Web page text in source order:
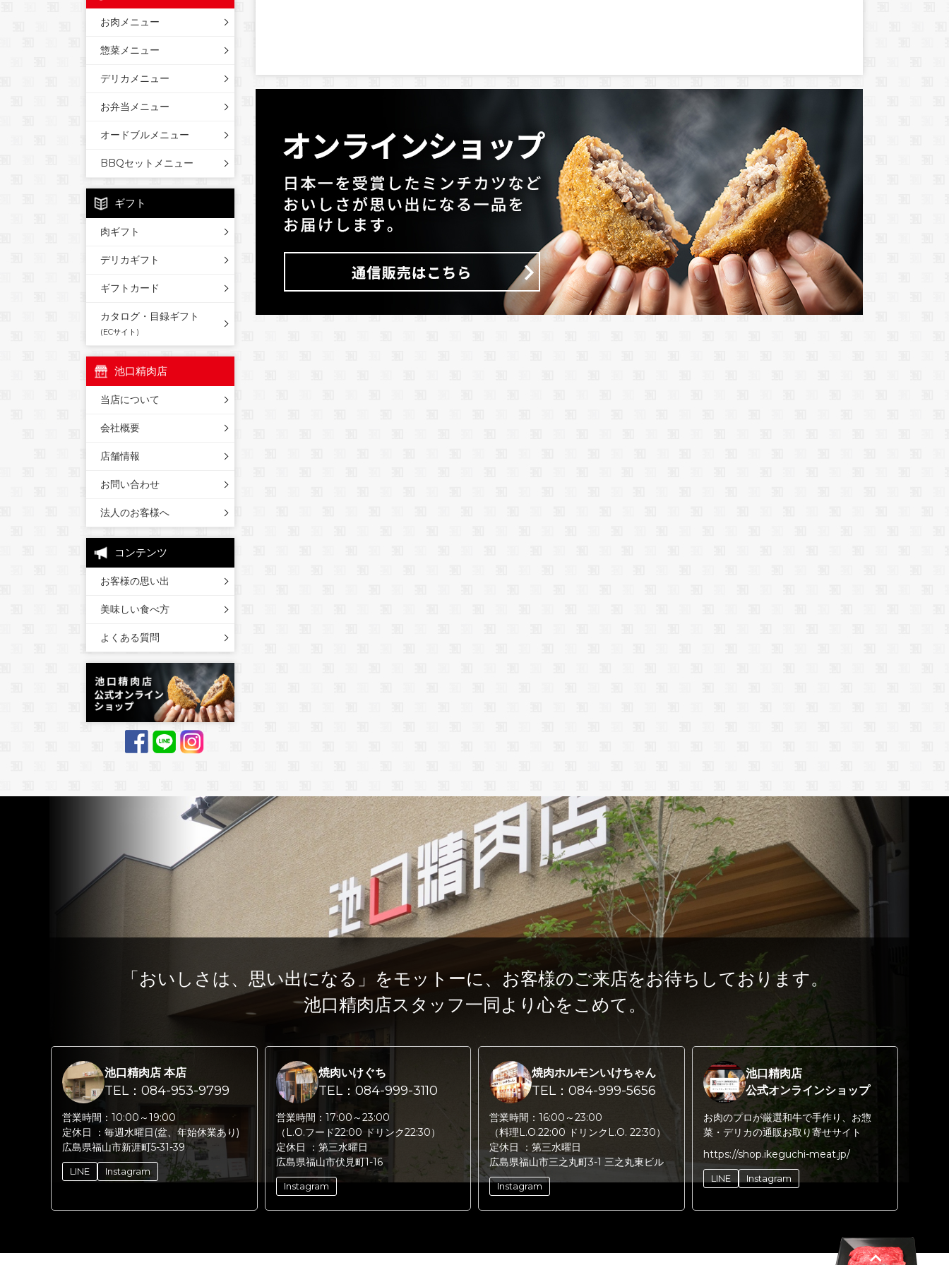
お肉メニュー
惣菜メニュー
デリカメニュー
お弁当メニュー
オードブルメニュー
BBQセットメニュー
ギフト
肉ギフト
デリカギフト
ギフトカード
カタログ・目録ギフト
(ECサイト)
池口精肉店
当店について
会社概要
店舗情報
お問い合わせ
法人のお客様へ
コンテンツ
お客様の思い出
美味しい食べ方
よくある質問
「おいしさは、思い出になる」をモットーに、 お客様のご来店をお待ちしております。
池口精肉店スタッフ一同より心をこめて。
池口精肉店 本店
TEL：084-953-9799
営業時間： 10:00～19:00
定休日 ： 毎週水曜日(盆、年始休業あり)
広島県福山市新涯町5-31-39
LINE Instagram
焼肉いけぐち
TEL：084-999-3110
営業時間： 17:00～23:00
（L.O.フード22:00 ドリンク22:30）
定休日 ： 第三水曜日
広島県福山市伏見町1-16
Instagram
焼肉ホルモンいけちゃん
TEL：084-999-5656
営業時間： 16:00～23:00
（料理L.O.22:00 ドリンクL.O. 22:30）
定休日 ： 第三水曜日
広島県福山市三之丸町3-1 三之丸東ビル
Instagram
池口精肉店
公式オンラインショップ
お肉のプロが厳選和牛で手作り、お惣
菜・デリカの通販お取り寄せサイト
https://shop.ikeguchi-meat.jp/
LINE Instagram